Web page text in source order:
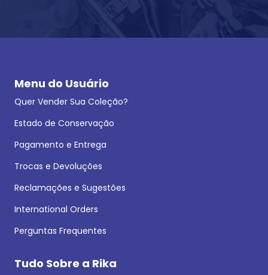
Menu do Usuário
Quer Vender Sua Coleção?
Estado de Conservação
Pagamento e Entrega
Trocas e Devoluções
Reclamações e Sugestões
International Orders
Perguntas Frequentes
Tudo Sobre a Rika